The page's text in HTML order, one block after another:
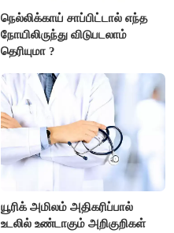
நெல்லிக்காய் சாப்பிட்டால் எந்த
நோயிலிருந்து விடுபடலாம்
தெரியுமா ?
யூரிக் அமிலம் அதிகரிப்பால்
உடலில் உண்டாகும் அறிகுறிகள்